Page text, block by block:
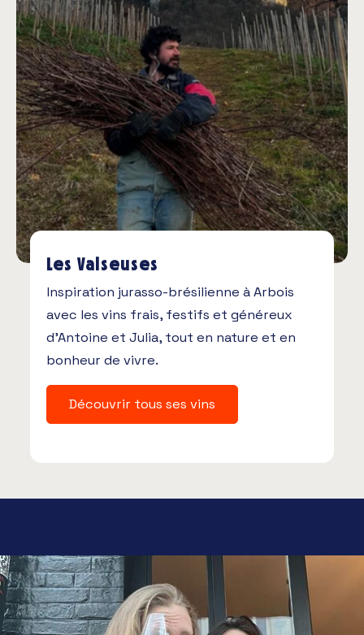
Les Valseuses
Inspiration jurasso-brésilienne à Arbois
avec les vins frais, festifs et généreux
d’Antoine et Julia, tout en nature et en
bonheur de vivre.
Découvrir tous ses vins